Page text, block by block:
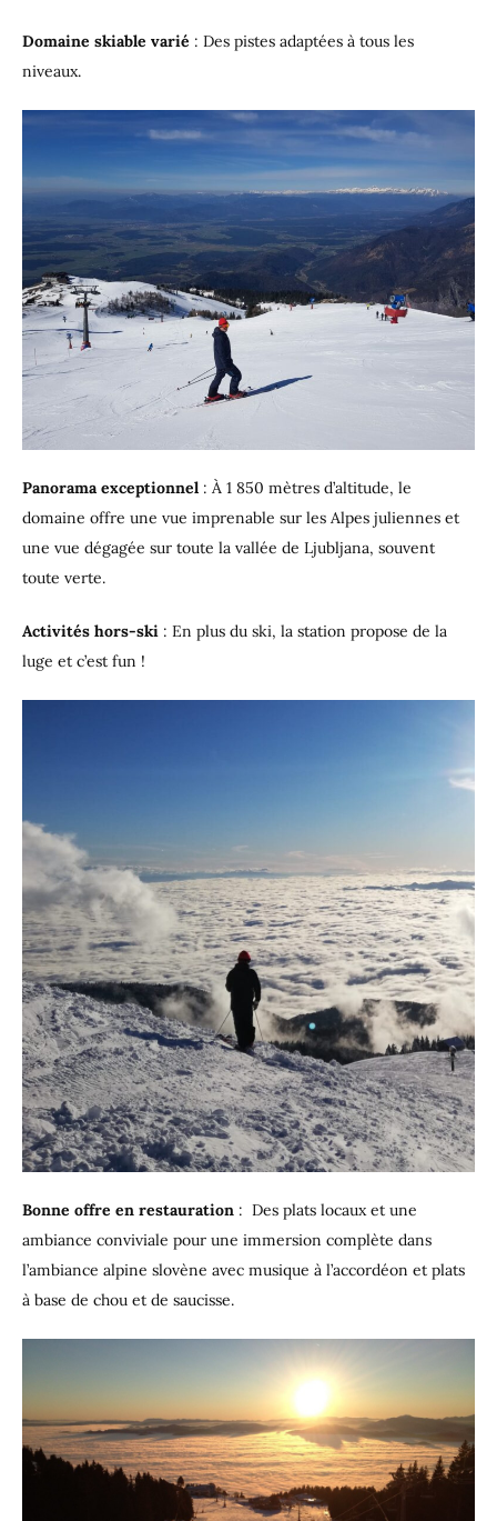
Domaine skiable varié : Des pistes adaptées à tous les
niveaux.
Panorama exceptionnel : À 1 850 mètres d’altitude, le
domaine offre une vue imprenable sur les Alpes juliennes et
une vue dégagée sur toute la vallée de Ljubljana, souvent
toute verte.
Activités hors-ski : En plus du ski, la station propose de la
luge et c’est fun !
Bonne offre en restauration : Des plats locaux et une
ambiance conviviale pour une immersion complète dans
l’ambiance alpine slovène avec musique à l’accordéon et plats
à base de chou et de saucisse.